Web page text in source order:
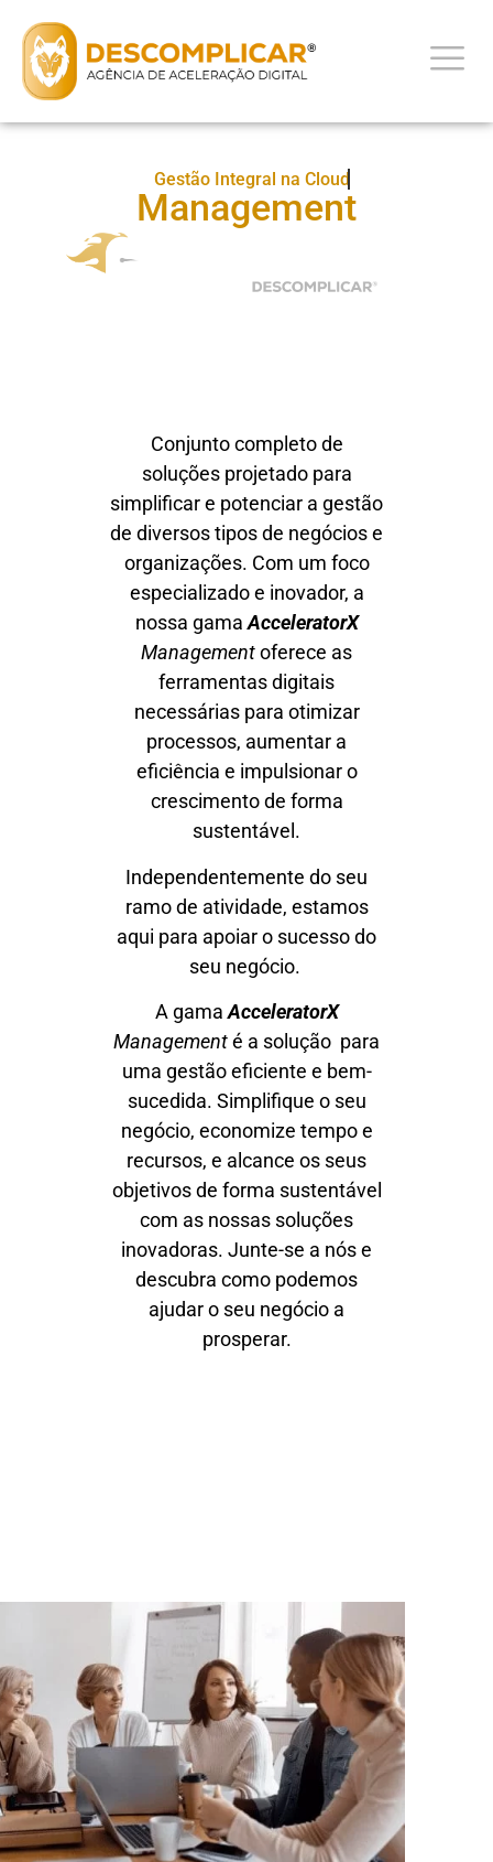
Management
Gestão Integral na Cloud
Conjunto completo de
soluções projetado para
simplificar e potenciar a gestão
de diversos tipos de negócios e
organizações. Com um foco
especializado e inovador, a
nossa gamaAcceleratorX
Managementoferece as
ferramentas digitais
necessárias para otimizar
processos, aumentar a
eficiência e impulsionar o
crescimento de forma
sustentável.
Independentemente do seu
ramo de atividade, estamos
aqui para apoiar o sucesso do
seu negócio.
A gamaAcceleratorX
Managementé a solução para
uma gestão eficiente e bem-
sucedida. Simplifique o seu
negócio, economize tempo e
recursos, e alcance os seus
objetivos de forma sustentável
com as nossas soluções
inovadoras. Junte-se a nós e
descubra como podemos
ajudar o seu negócio a
prosperar.